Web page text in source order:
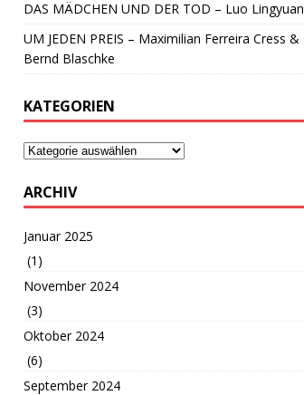
DAS MÄDCHEN UND DER TOD – Luo Lingyuan
UM JEDEN PREIS – Maximilian Ferreira Cress &
Bernd Blaschke
KATEGORIEN
ARCHIV
Januar 2025
(1)
November 2024
(3)
Oktober 2024
(6)
September 2024